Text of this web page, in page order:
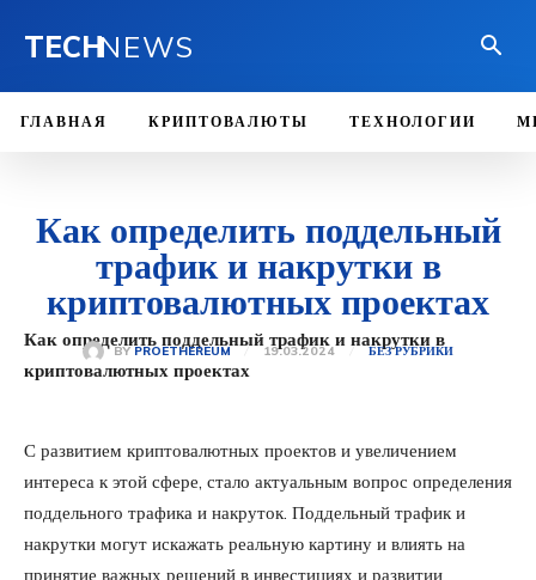
TECHNEWS
ГЛАВНАЯ КРИПТОВАЛЮТЫ ТЕХНОЛОГИИ
Как определить поддельный
трафик и накрутки в
криптовалютных проектах
BY PROETHEREUM 19.03.2024 БЕЗ РУБРИКИ
Как определить поддельный трафик и накрутки в
криптовалютных проектах
С развитием криптовалютных проектов и увеличением
интереса к этой сфере, стало актуальным вопрос определения
поддельного трафика и накруток. Поддельный трафик и
накрутки могут искажать реальную картину и влиять на
принятие важных решений в инвестициях и развитии